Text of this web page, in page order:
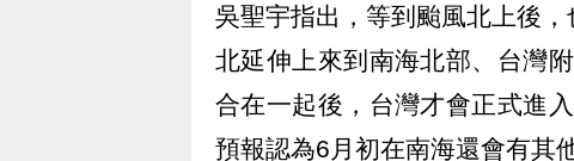
吳聖宇指出，等到颱風北上後
北延伸上來到南海北部、台灣
合在一起後，台灣才會正式進
預報認為6月初在南海還會有其